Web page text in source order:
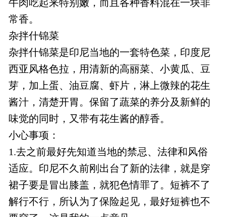
牛肉吃起来特别嫩，而且各种香料混在一块非
常香。
杂拌什锦菜
杂拌什锦菜是印尼当地的一套特色菜，印度尼
西亚风格色拉，用清新的高丽菜、小黄瓜、豆
芽，加上蛋、油豆腐、虾片，淋上微辣的花生
酱汁，清楚开胃。保留了蔬菜的养分及新鲜的
味觉的同时，又带有花生酱的醇香。
小心事项：
1.去之前最好先知道当地的禁忌、法律和风俗
适应。印尼不久前刚出台了新的法律，就是穿
裙子要是冒出膝盖，就犯色情罪了。短裤不了
解行不行，所认为了保险起见，最好短裤也不